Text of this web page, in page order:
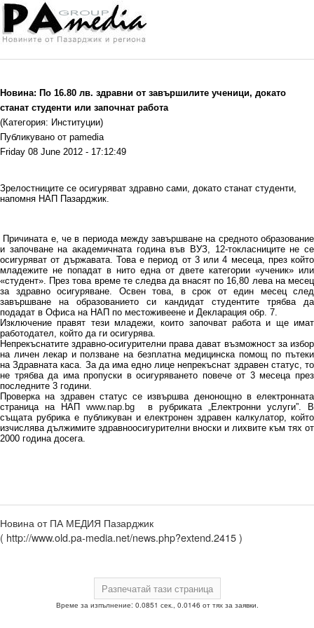
Новина: По 16.80 лв. здравни от завършилите ученици, докато
станат студенти или започнат работа
(Категория: Институции)
Публикувано от pamedia
Friday 08 June 2012 - 17:12:49
Зрелостниците се осигуряват здравно сами, докато станат студенти,
напомня НАП Пазарджик.
Причината е, че в периода между завършване на средното образование
и започване на академичната година във ВУЗ, 12-токласниците не се
осигуряват от държавата. Това е период от 3 или 4 месеца, през който
младежите не попадат в нито една от двете категории «ученик» или
«студент». През това време те следва да внасят по 16,80 лева на месец
за здравно осигуряване. Освен това, в срок от един месец след
завършване на образованието си кандидат студентите трябва да
подадат в Офиса на НАП по местоживеене и Декларация обр. 7.
Изключение правят тези младежи, които започват работа и ще имат
работодател, който да ги осигурява.
Непрекъснатите здравно-осигурителни права дават възможност за избор
на личен лекар и ползване на безплатна медицинска помощ по пътеки
на Здравната каса. За да има едно лице непрекъснат здравен статус, то
не трябва да има пропуски в осигуряването повече от 3 месеца през
последните 3 години.
Проверка на здравен статус се извършва денонощно в електронната
страница на НАПwww.nap.bg
в рубриката „Електронни услуги”. В
същата рубрика е публикуван и електронен здравен калкулатор, който
изчислява дължимите здравноосигурителни вноски и лихвите към тях от
2000 година досега.
Новина от ПА МЕДИЯ Пазарджик
( http://www.old.pa-media.net/news.php?extend.2415 )
Време за изпълнение: 0.0851 сек., 0.0146 от тях за заявки.